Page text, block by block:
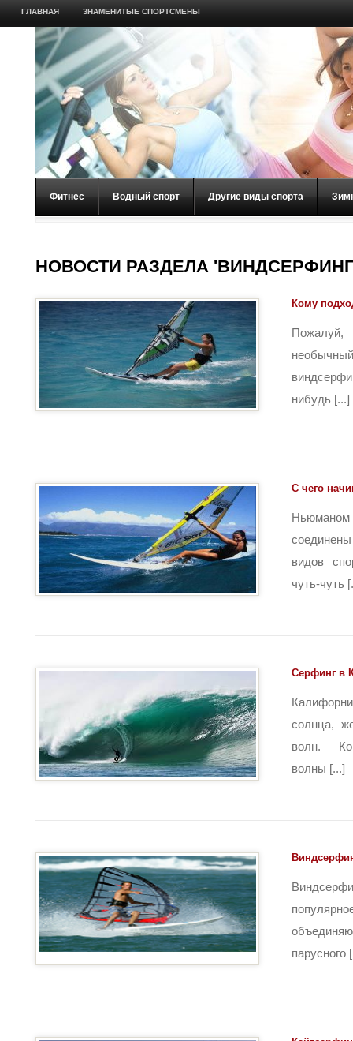
ГЛАВНАЯ ЗНАМЕНИТЫЕ СПОРТСМЕНЫ
Фитнес Водный спорт Другие виды спорта
НОВОСТИ РАЗДЕЛА
Кому
Пожалуй,
нибудь [...]
С чего
видов
чуть-чуть
Серфинг в
солнца,
волн.
волны [...]
парусного